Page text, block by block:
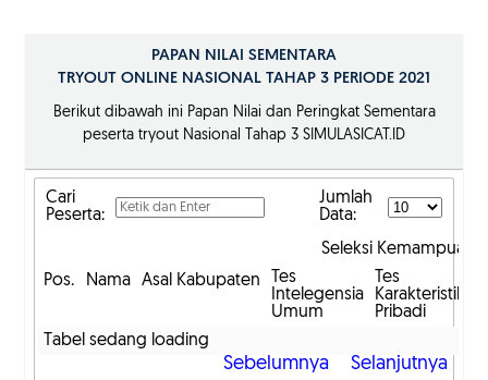
PAPAN NILAI SEMENTARA
TRYOUT ONLINE NASIONAL TAHAP 3 PERIODE 2021
Berikut dibawah ini Papan Nilai dan Peringkat Sementara
peserta tryout Nasional Tahap 3 SIMULASICAT.ID
Cari
Peserta:
Jumlah
Data:
Pos. Nama Asal Kabupaten
Seleksi Kemampuan
Tes
Intelegensia
Umum
Tes
Karakteristik
Pribadi
Tabel sedang loading
Sebelumnya Selanjutnya